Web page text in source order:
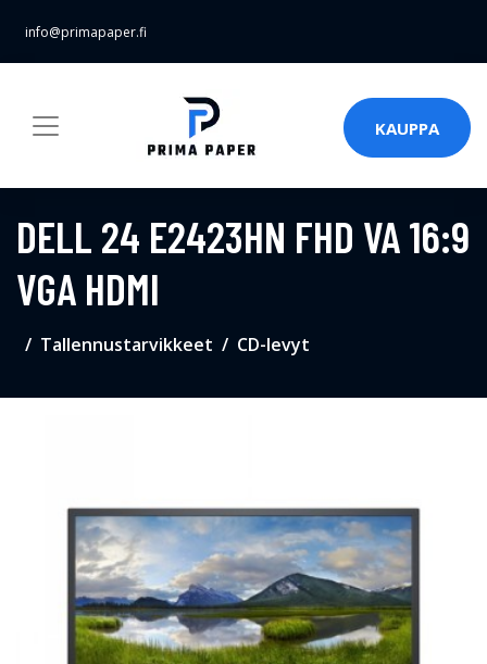
info@primapaper.fi
KAUPPA
DELL 24 E2423HN FHD VA 16:9
VGA HDMI
Tallennustarvikkeet CD-levyt